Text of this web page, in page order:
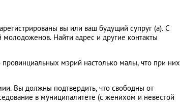
вы или ваш будущий супруг (а). С
Найти адрес и другие контакты
мэрий настолько малы, что при них
Вы должны подтвердить, что свободны от
в муниципалитете (с женихом и невестой